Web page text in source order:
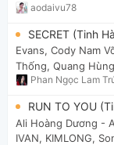
aodaivu78
SECRET (Tinh
Evans, Cody Nam
Thống, Quang
Phan Ngọc Lam
RUN TO YOU
Ali Hoàng Dương -
IVAN, KIMLONG,